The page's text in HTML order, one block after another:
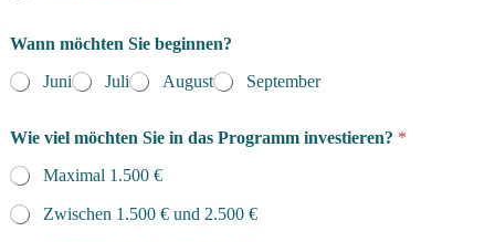
Wann möchten Sie beginnen?
Juni
Juli August September
Wie viel möchten Sie in das Programm investieren? *
Maximal 1.500 €
Zwischen 1.500 € und 2.500 €